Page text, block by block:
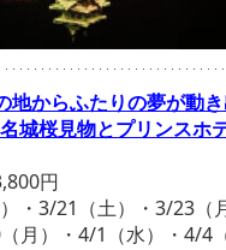
地からふたりの夢が動
城桜見物とプリンスホ
円
・3/21（土）・3/23（
月）・4/1（水）・4/4（